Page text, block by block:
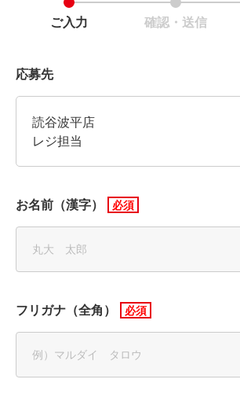
ご入力 確認・送信
応募先
読谷波平店
レジ担当
お名前（漢字）
フリガナ（全角）